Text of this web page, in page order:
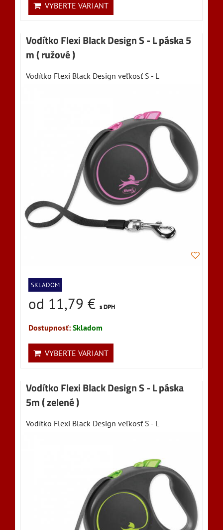
VYBERTE VARIANT
Vodítko Flexi Black Design S - L páska 5
m ( ružové )
Vodítko Flexi Black Design veľkosť S - L
SKLADOM
od 11,79 € s DPH
Dostupnosť: Skladom
VYBERTE VARIANT
Vodítko Flexi Black Design S - L páska
5m ( zelené )
Vodítko Flexi Black Design veľkosť S - L